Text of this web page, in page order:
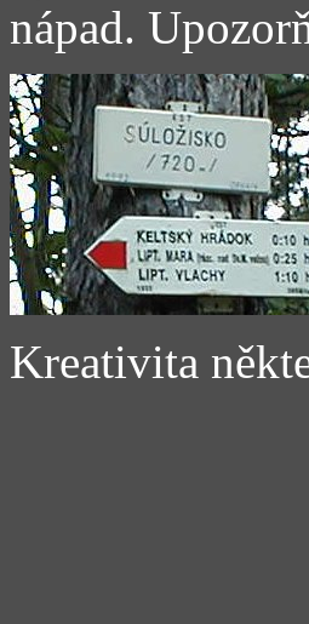
nápad.
Kreativita